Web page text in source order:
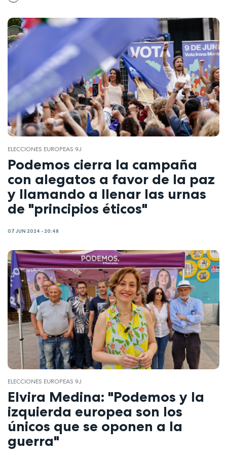
ELECCIONES EUROPEAS 9J
Podemos cierra la campaña
con alegatos a favor de la paz
y llamando a llenar las urnas
de "principios éticos"
07 JUN 2024 - 20:48
ELECCIONES EUROPEAS 9J
Elvira Medina: "Podemos y la
izquierda europea son los
únicos que se oponen a la
guerra"